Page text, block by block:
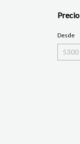
Precio
Desde